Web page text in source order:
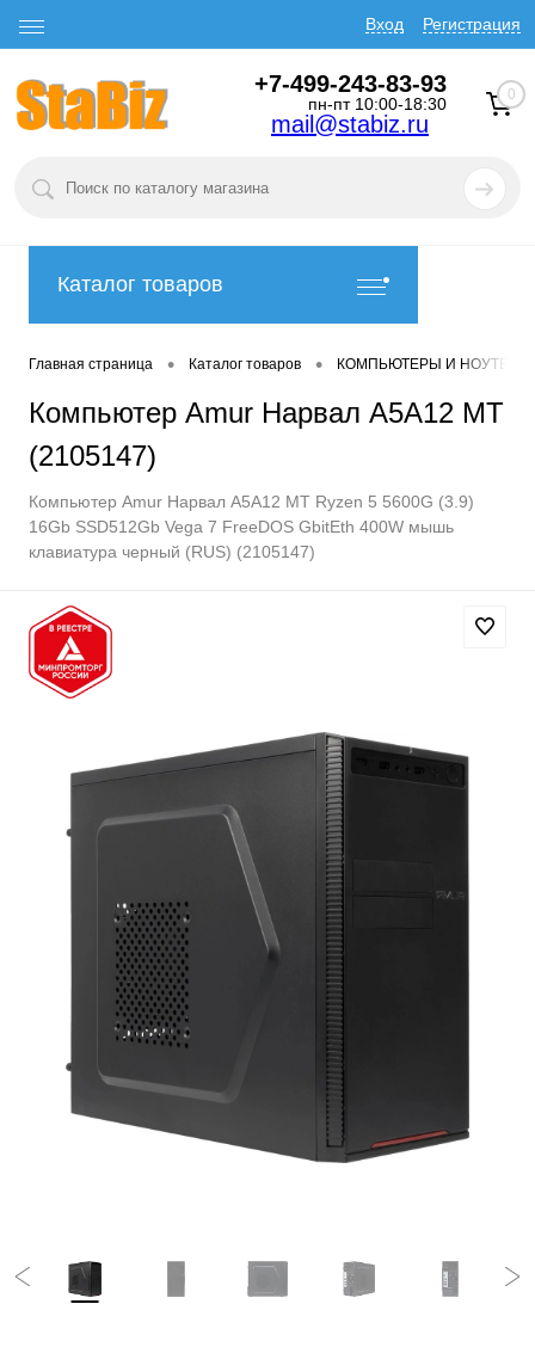
Вход Регистрация
+7-499-243-83-93
пн-пт 10:00-18:30
mail@stabiz.ru
0
Каталог товаров
Главная страница • Каталог товаров • КОМПЬЮТЕРЫ И
Компьютер Amur Нарвал A5А12 MT
(2105147)
Компьютер Amur Нарвал A5А12 MT Ryzen 5 5600G (3.9)
16Gb SSD512Gb Vega 7 FreeDOS GbitEth 400W мышь
клавиатура черный (RUS) (2105147)